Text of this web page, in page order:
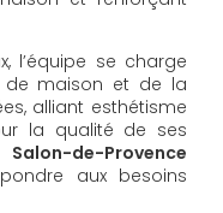
l’équipe se charge
de maison et de la
alliant esthétisme
la qualité de ses
de-Provence
aux besoins